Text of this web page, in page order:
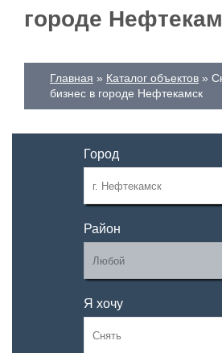
городе
Главная Каталог объектов
бизнес в городе Нефтекамск
Город
Район
Я хочу